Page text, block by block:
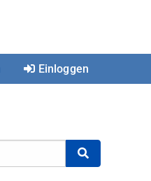
Einloggen